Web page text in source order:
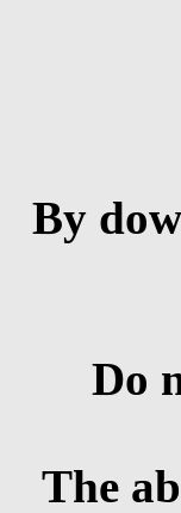
By
Do
The